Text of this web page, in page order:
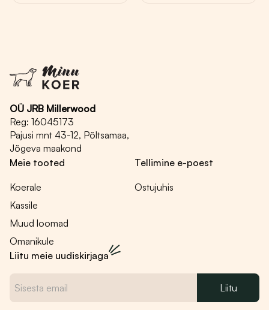
OÜ JRB Millerwood
Reg: 16045173
Pajusi mnt 43-12, Põltsamaa,
Jõgeva maakond
Meie tooted
Koerale
Kassile
Muud loomad
Omanikule
Tellimine e-poest
Ostujuhis
Liitu meie uudiskirjaga